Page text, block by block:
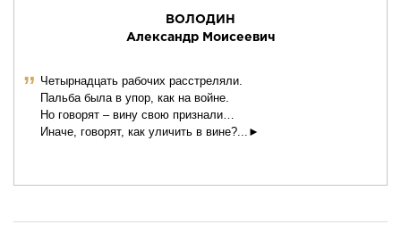
ВОЛОДИН
Александр Моисеевич
ˮ Четырнадцать рабочих расстреляли.
Пальба была в упор, как на войне.
Но говорят – вину свою признали…
Иначе, говорят, как уличить в вине?...►